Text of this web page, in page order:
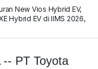
New Vios Hybrid EV,
Hybrid EV di IIMS 2026,
-- PT Toyota